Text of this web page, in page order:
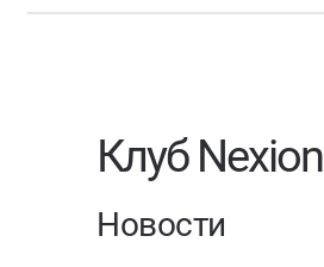
Клуб Nexion
Новости